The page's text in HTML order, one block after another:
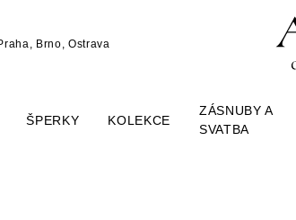
Brno, Ostrava
ŠPERKY KOLEKCE
ZÁSNUBY A
SVATBA